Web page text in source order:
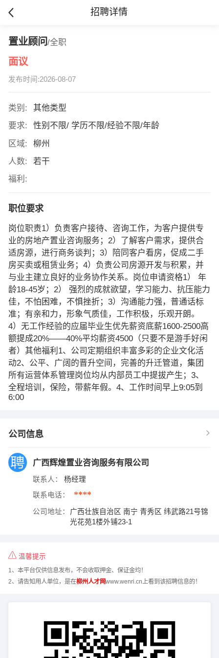
招聘详情
置业顾问/全职
面议
发布时间:2026-08-07
类别:
其他类型
要求:
性别不限/ 学历不限/经验不限/年龄
区域:
柳州
人数:
若干
福利:
职位要求
岗位职责1）负责客户接待、咨询工作，为客户提供专
业的房地产置业咨询服务；2）了解客户需求，提供合
适房源，进行商务谈判；3）陪同客户看房，促成二手
房买卖或租赁业务；4）负责公司房源开发与积累，并
与业主建立良好的业务协作关系。岗位申请资格1） 年
龄18-45岁；2） 强烈的成就欲望，学习能力、抗压能力
佳，不怕困难，不惧挫折；3）沟通能力强，普通话标
准；有亲和力，形象气质佳，工作积极，乐观开朗。
4）无工作经验的应届毕业生优先薪资底薪1600-2500高
额提成20%——40%平均薪资4500（只要不是游手好闲
者）其他福利1、公司定期组织丰富多彩的企业文化活
动2、公平、广阔的晋升空间，完善的升迁管道，集团
所有运营体系管理岗位均从内部员工中提拔产生；3、
全程培训，保险，带薪年假。4、工作时间早上9:05到
6:00
公司信息
广西辉煌置业咨询服务有限公司
联系人： 杨经理
联系电话： ****
公司地址：
广西壮族自治区 南宁 青秀区 纬武路21号锦
光花苑1楼外铺23-1
温馨提示
1、本平台仅供信息发布，不会收取押金、保证金均！
2、请告知用人单位，是在柳州人才网www.wenri.cn上看到该招聘信息的！